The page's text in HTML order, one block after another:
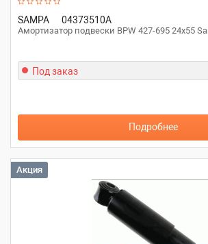
SAMPA 04373510A
Амортизатор подвески BPW 427-695 24x55
Под заказ
Подробнее
Акция